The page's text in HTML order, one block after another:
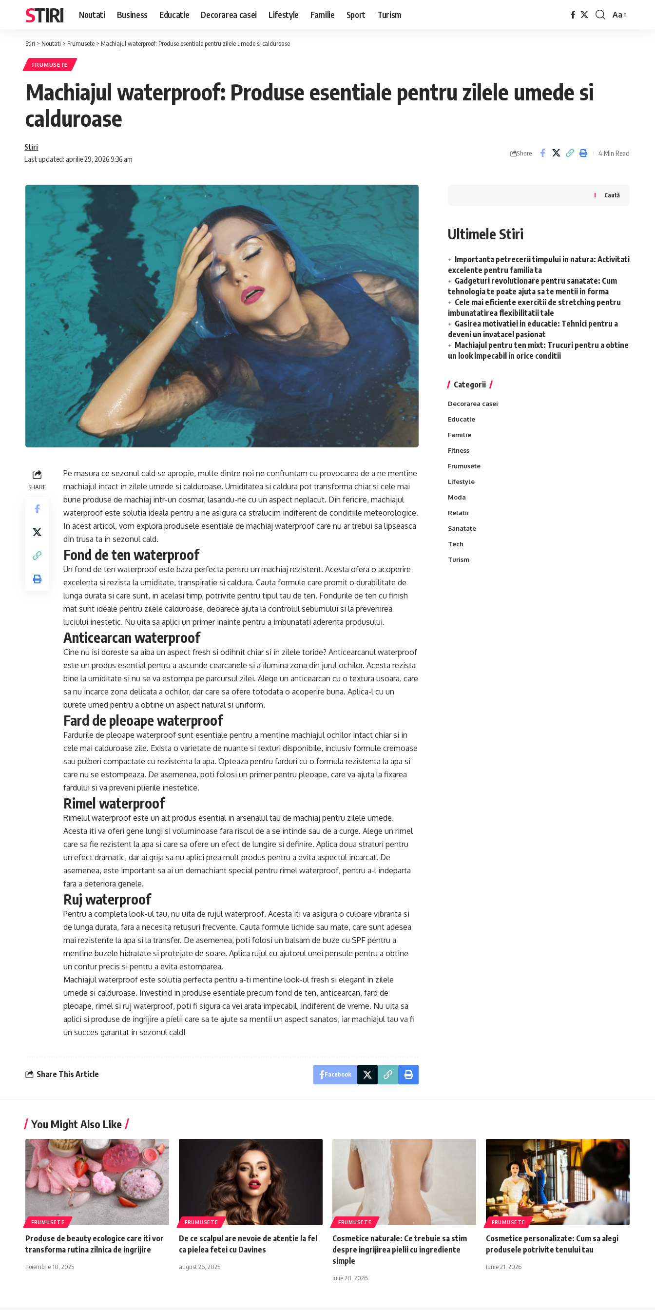
STIRI Noutati Business Educatie Decorarea casei Lifestyle Familie Sport Turism
Font
Aa
Stiri > Noutati > Frumusete > Machiajul waterproof: Produse esentiale pentru zilele umede si calduroase
FRUMUSETE
Machiajul waterproof: Produse esentiale pentru zilele umede si
calduroase
Last updated: aprilie 29, 2026 9:36 am
Stiri
Share 4 Min Read
SHARE
Pe masura ce sezonul cald se apropie, multe dintre noi ne confruntam cu provocarea de a ne mentine
machiajul intact in zilele umede si calduroase. Umiditatea si caldura pot transforma chiar si cele mai
bune produse de machiaj intr-un cosmar, lasandu-ne cu un aspect neplacut. Din fericire, machiajul
waterproof este solutia ideala pentru a ne asigura ca stralucim indiferent de conditiile meteorologice.
In acest articol, vom explora produsele esentiale de machiaj waterproof care nu ar trebui sa lipseasca
din trusa ta in sezonul cald.
Fond de ten waterproof
Un fond de ten waterproof este baza perfecta pentru un machiaj rezistent. Acesta ofera o acoperire
excelenta si rezista la umiditate, transpiratie si caldura. Cauta formule care promit o durabilitate de
lunga durata si care sunt, in acelasi timp, potrivite pentru tipul tau de ten. Fondurile de ten cu finish
mat sunt ideale pentru zilele calduroase, deoarece ajuta la controlul sebumului si la prevenirea
luciului inestetic. Nu uita sa aplici un primer inainte pentru a imbunatati aderenta produsului.
Anticearcan waterproof
Cine nu isi doreste sa aiba un aspect fresh si odihnit chiar si in zilele toride? Anticearcanul waterproof
este un produs esential pentru a ascunde cearcanele si a ilumina zona din jurul ochilor. Acesta rezista
bine la umiditate si nu se va estompa pe parcursul zilei. Alege un anticearcan cu o textura usoara, care
sa nu incarce zona delicata a ochilor, dar care sa ofere totodata o acoperire buna. Aplica-l cu un
burete umed pentru a obtine un aspect natural si uniform.
Fard de pleoape waterproof
Fardurile de pleoape waterproof sunt esentiale pentru a mentine machiajul ochilor intact chiar si in
cele mai calduroase zile. Exista o varietate de nuante si texturi disponibile, inclusiv formule cremoase
sau pulberi compactate cu rezistenta la apa. Opteaza pentru farduri cu o formula rezistenta la apa si
care nu se estompeaza. De asemenea, poti folosi un primer pentru pleoape, care va ajuta la fixarea
fardului si va preveni plierile inestetice.
Rimel waterproof
Rimelul waterproof este un alt produs esential in arsenalul tau de machiaj pentru zilele umede.
Acesta iti va oferi gene lungi si voluminoase fara riscul de a se intinde sau de a curge. Alege un rimel
care sa fie rezistent la apa si care sa ofere un efect de lungire si definire. Aplica doua straturi pentru
un efect dramatic, dar ai grija sa nu aplici prea mult produs pentru a evita aspectul incarcat. De
asemenea, este important sa ai un demachiant special pentru rimel waterproof, pentru a-l indeparta
fara a deteriora genele.
Ruj waterproof
Pentru a completa look-ul tau, nu uita de rujul waterproof. Acesta iti va asigura o culoare vibranta si
de lunga durata, fara a necesita retusuri frecvente. Cauta formule lichide sau mate, care sunt adesea
mai rezistente la apa si la transfer. De asemenea, poti folosi un balsam de buze cu SPF pentru a
mentine buzele hidratate si protejate de soare. Aplica rujul cu ajutorul unei pensule pentru a obtine
un contur precis si pentru a evita estomparea.
Machiajul waterproof este solutia perfecta pentru a-ti mentine look-ul fresh si elegant in zilele
umede si calduroase. Investind in produse esentiale precum fond de ten, anticearcan, fard de
pleoape, rimel si ruj waterproof, poti fi sigura ca vei arata impecabil, indiferent de vreme. Nu uita sa
aplici si produse de ingrijire a pielii care sa te ajute sa mentii un aspect sanatos, iar machiajul tau va fi
un succes garantat in sezonul cald!
Share This Article Facebook
Caută
Ultimele Stiri
Importanta petrecerii timpului in natura: Activitati
excelente pentru familia ta
Gadgeturi revolutionare pentru sanatate: Cum
tehnologia te poate ajuta sa te mentii in forma
Cele mai eficiente exercitii de stretching pentru
imbunatatirea flexibilitatii tale
Gasirea motivatiei in educatie: Tehnici pentru a
deveni un invatacel pasionat
Machiajul pentru ten mixt: Trucuri pentru a obtine
un look impecabil in orice conditii
Categorii
Decorarea casei
Educatie
Familie
Fitness
Frumusete
Lifestyle
Moda
Relatii
Sanatate
Tech
Turism
You Might Also Like
FRUMUSETE
Produse de beauty ecologice care iti vor
transforma rutina zilnica de ingrijire
noiembrie 10, 2025
FRUMUSETE
De ce scalpul are nevoie de atentie la fel
ca pielea fetei cu Davines
august 26, 2025
FRUMUSETE
Cosmetice naturale: Ce trebuie sa stim
despre ingrijirea pielii cu ingrediente
simple
iulie 20, 2026
FRUMUSETE
Cosmetice personalizate: Cum sa alegi
produsele potrivite tenului tau
iunie 21, 2026